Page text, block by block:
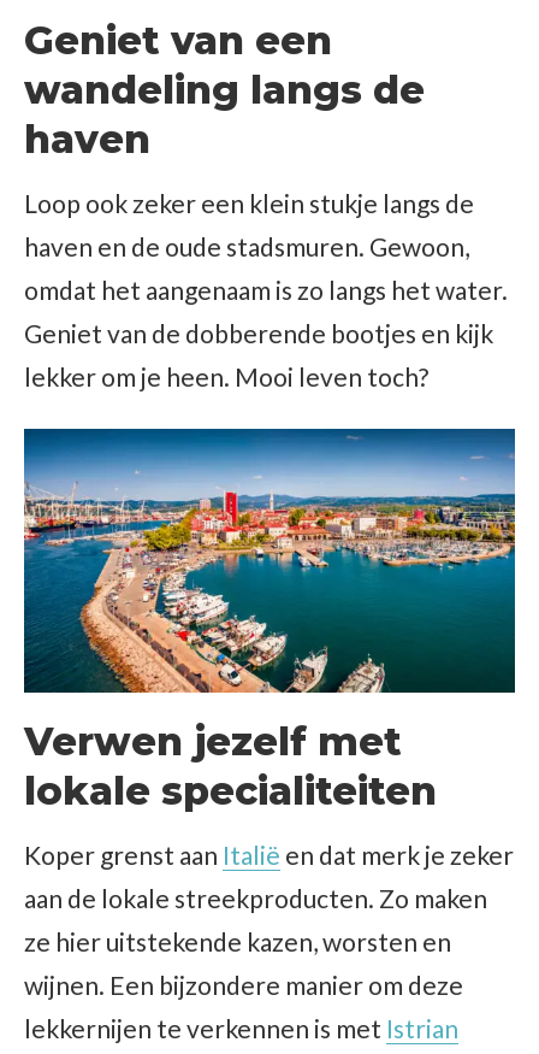
Geniet van een
wandeling langs de
haven
Loop ook zeker een klein stukje langs de
haven en de oude stadsmuren. Gewoon,
omdat het aangenaam is zo langs het water.
Geniet van de dobberende bootjes en kijk
lekker om je heen. Mooi leven toch?
Verwen jezelf met
lokale specialiteiten
Koper grenst aan Italië en dat merk je zeker
aan de lokale streekproducten. Zo maken
ze hier uitstekende kazen, worsten en
wijnen. Een bijzondere manier om deze
lekkernijen te verkennen is met Istrian